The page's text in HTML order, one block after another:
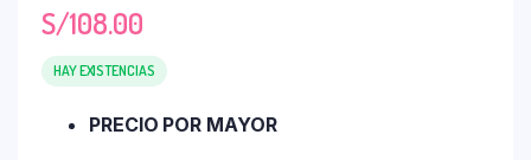
S/108.00
HAY EXISTENCIAS
PRECIO POR MAYOR